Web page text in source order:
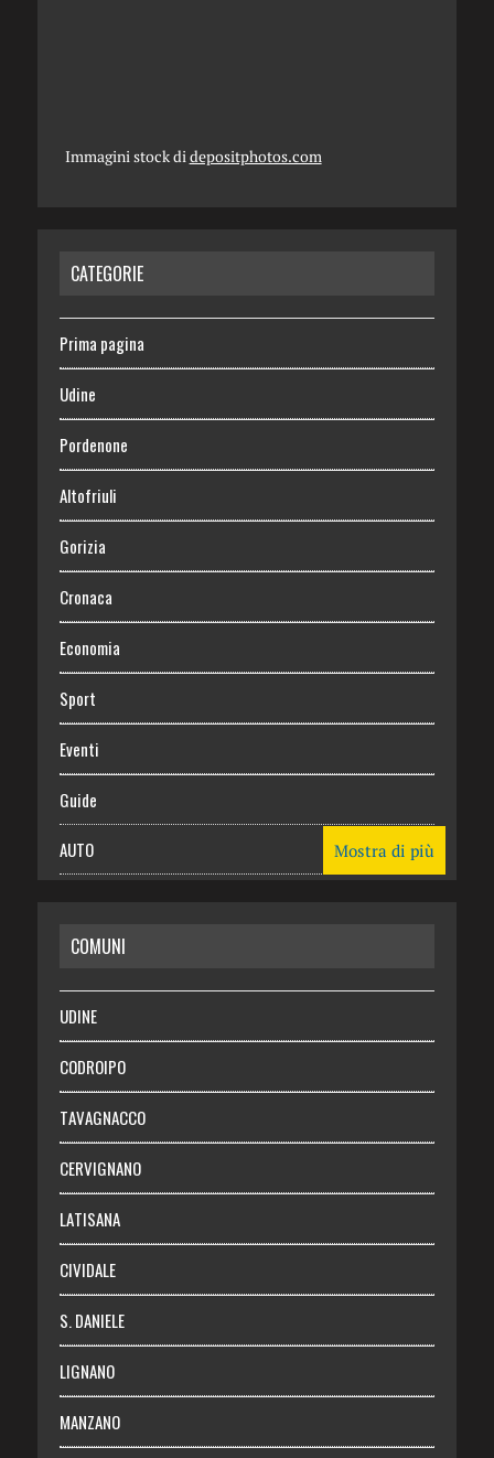
Immagini stock didepositphotos.com
CATEGORIE
Prima pagina
Udine
Pordenone
Altofriuli
Gorizia
Cronaca
Economia
Sport
Eventi
Guide
AUTO
RISPARMIO
SALUTE
Necrologie
Chi siamo
Abbonati
Login
Mostra di più
COMUNI
UDINE
CODROIPO
TAVAGNACCO
CERVIGNANO
LATISANA
CIVIDALE
S. DANIELE
LIGNANO
MANZANO